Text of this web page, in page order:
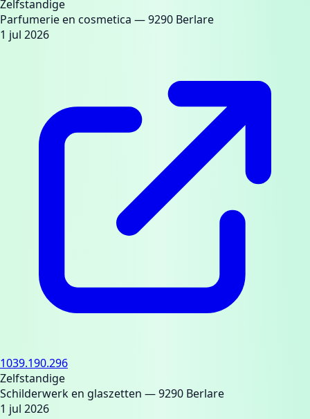
Zelfstandige
Parfumerie en cosmetica — 9290 Berlare
1 jul 2026
1039.190.296
Zelfstandige
Schilderwerk en glaszetten — 9290 Berlare
1 jul 2026